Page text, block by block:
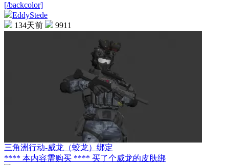
[/backcolor]
EddyStede
134天前
9911
三角洲行动-威龙（蛟龙）绑定
**** 本内容需购买 **** 买了个威龙的皮肤绑